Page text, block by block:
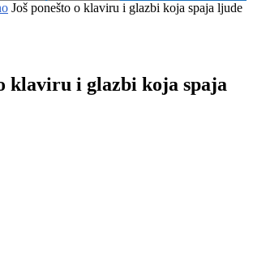
Još ponešto o klaviru i glazbi koja spaja ljude
klaviru i glazbi koja spaja